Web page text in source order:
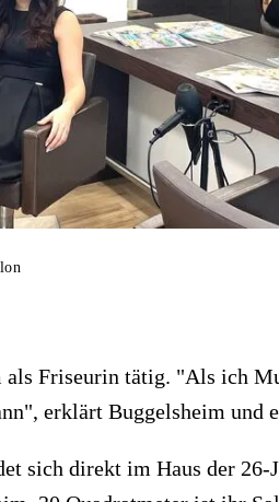
als Friseurin tätig. "Als ich
erklärt Buggelsheim und
sich direkt im Haus der